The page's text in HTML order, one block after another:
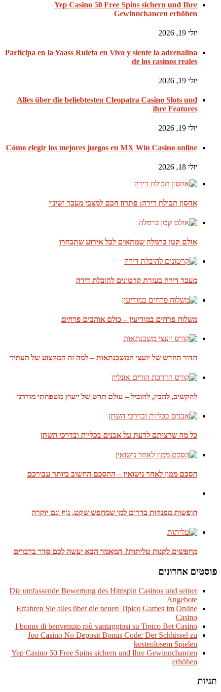
Yep Casino 50 Free Spins sichern und Ihre
Gewinnchancen erhöhen
יולי 19, 2026
Participa en la Yaass Ruleta en Vivo y siente la adrenalina
de los casinos reales
יולי 19, 2026
Alles über die beliebtesten Cleopatra Casino Slots und
ihre Features
יולי 19, 2026
Cómo elegir los mejores juegos en MX Win Casino online
יולי 18, 2026
אחסון תכולת דירה: פתרון חכם למצבי מעבר ושינוי
אולם קטן ברמלה שמתאים לכל אירוע שתבחרו
מעבר דירה בעזרת קרטונים להובלת דירה
משלוח פרחים במודיעין – כולם אוהבים פרחים
הדור החדש של יועצי המשכנתאות – למה זה המקצוע של העתיד
להקשיב, להבין, להוביל – עולם חדש של ייעוץ משפחתי מודרני
כל מה שרציתם לדעת על אבנים בכליות ובדרכי השתן
הסכם ממון לאחר נישואין – ההסכם החשוב ביותר עבורכם
חופשות מפנקות בדרום למי שמחפש שקט, נוף וגם יוקרה
מחפשים לקנות טליתות? המאמר הבא יעשה לכם סדר בדברים
פוסטים אחרונים
Die umfassende Bewertung des Hitnspin Casinos und seiner
Angebote
Erfahren Sie alles über die neuen Tipico Games im Online
Casino
I bonus di benvenuto più vantaggiosi su Tipico Bet Casino
Joo Casino No Deposit Bonus Code: Der Schlüssel zu
kostenlosem Spielen
Yep Casino 50 Free Spins sichern und Ihre Gewinnchancen
erhöhen
תגיות